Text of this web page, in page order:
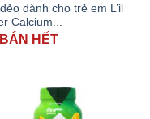
dành cho trẻ em L’il
Calcium...
HẾT